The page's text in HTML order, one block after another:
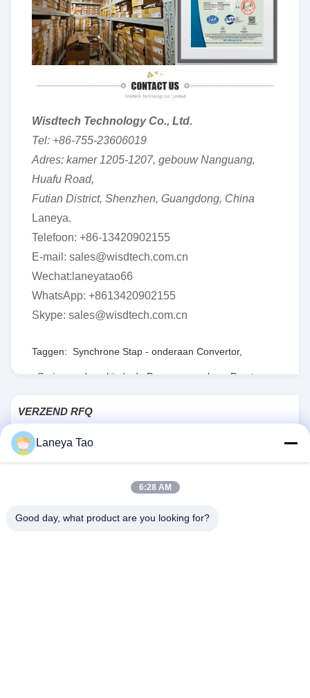
Wisdtech Technology Co., Ltd.
Tel: +86-755-23606019
Adres: kamer 1205-1207, gebouw Nanguang,
Huafu Road,
Futian District, Shenzhen, Guangdong, China
Laneya.
Telefoon: +86-13420902155
E-mail: sales@wisdtech.com.cn
Wechat:laneyatao66
WhatsApp: +8613420902155
Skype: sales@wisdtech.com.cn
Taggen: Synchrone Stap - onderaan Convertor,
Serie van de gebieds de Programmeerbare Poort,
VERZEND RFQ
Laneya Tao
6:28 AM
Good day, what product are you looking for?